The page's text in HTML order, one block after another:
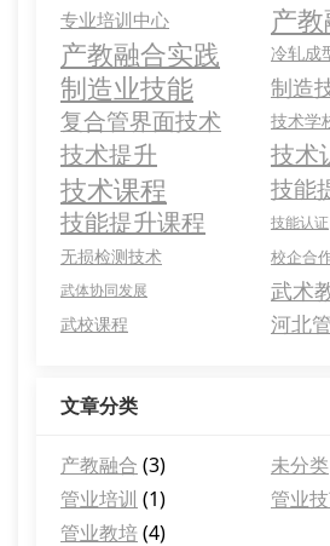
专业培训中心
产
产教融合实践
冷轧成
制造业技能 制造
复合管界面技术 技术学
技术提升 技术
技术课程 技能
技能提升课程 技能认证
无损检测技术 校企合
武体协同发展 武术
武校课程 河北
文章分类
产教融合 (3) 未分类
管业培训 (1) 管业
管业教培 (4)